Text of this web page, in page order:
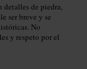
detalles de piedra,
ser breve y se
No
y respeto por el